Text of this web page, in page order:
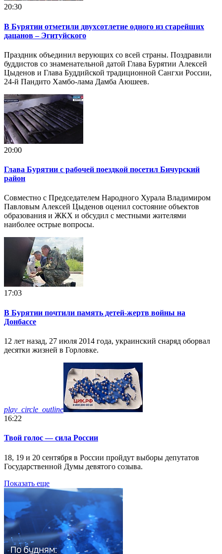
20:30
В Бурятии отметили двухсотлетие одного из старейших
дацанов – Эгитуйского
Праздник объединил верующих со всей страны. Поздравили
буддистов со знаменательной датой Глава Бурятии Алексей
Цыденов и Глава Буддийской традиционной Сангхи России,
24-й Пандито Хамбо-лама Дамба Аюшеев.
20:00
Глава Бурятии с рабочей поездкой посетил Бичурский
район
Совместно с Председателем Народного Хурала Владимиром
Павловым Алексей Цыденов оценил состояние объектов
образования и ЖКХ и обсудил с местными жителями
наиболее острые вопросы.
17:03
В Бурятии почтили память детей-жертв войны на
Донбассе
12 лет назад, 27 июля 2014 года, украинский снаряд оборвал
десятки жизней в Горловке.
play_circle_outline
16:22
Твой голос — сила России
18, 19 и 20 сентября в России пройдут выборы депутатов
Государственной Думы девятого созыва.
Показать еще